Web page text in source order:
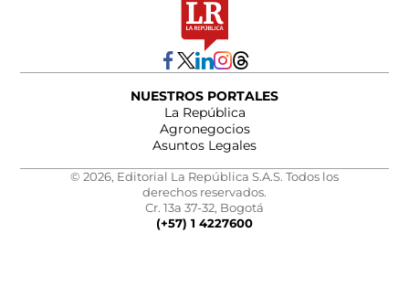
NUESTROS PORTALES
La República
Agronegocios
Asuntos Legales
© 2026, Editorial La República S.A.S. Todos los
derechos reservados.
Cr. 13a 37-32, Bogotá
(+57) 1 4227600